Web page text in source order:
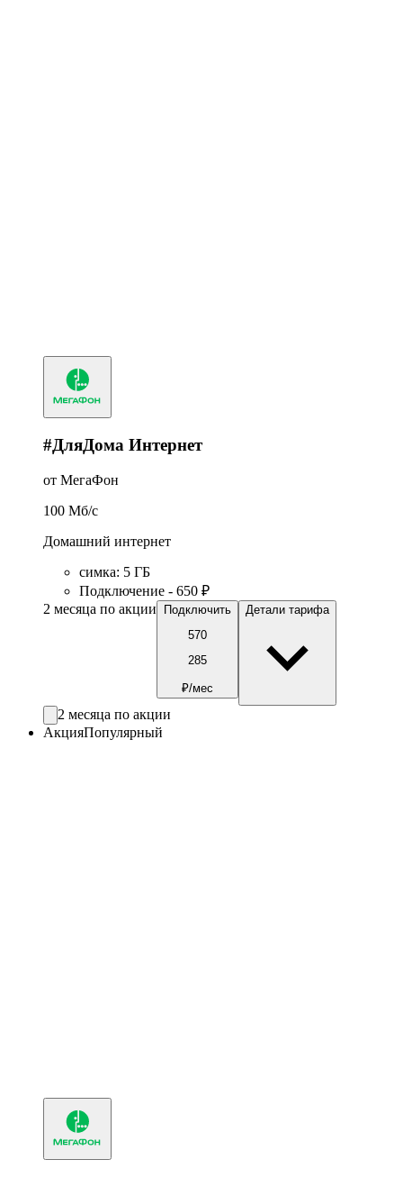
#ДляДома Интернет
от МегаФон
100 Мб/c
Домашний интернет
симка: 5 ГБ
Подключение - 650 ₽
2 месяца по акции
Подключить
570
285
₽/мес
Детали тарифа
2 месяца по акции
АкцияПопулярный